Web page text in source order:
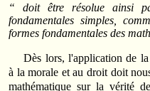
“ doit être résolue ainsi
fondamentales simples,
formes fondamentales des
Dès lors, l'application de
à la morale et au droit doit
mathématique sur la vérité